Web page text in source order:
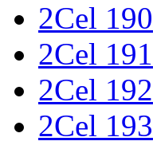
2Cel 190
2Cel 191
2Cel 192
2Cel 193